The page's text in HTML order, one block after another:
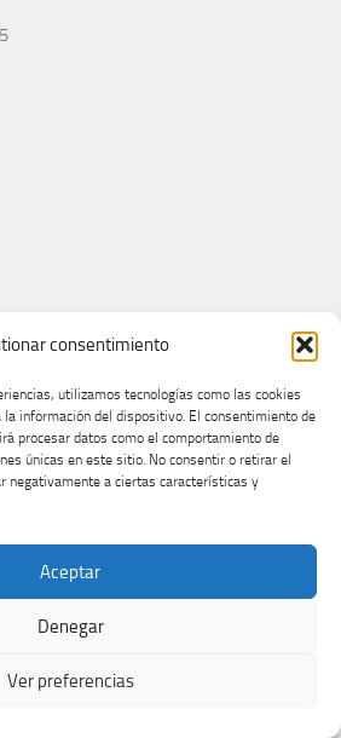
consentimiento
utilizamos tecnologías como las cookies
la información del dispositivo. El consentimiento de
procesar datos como el comportamiento de
únicas en este sitio. No consentir o retirar el
negativamente a ciertas características y
Aceptar
Denegar
Ver preferencias